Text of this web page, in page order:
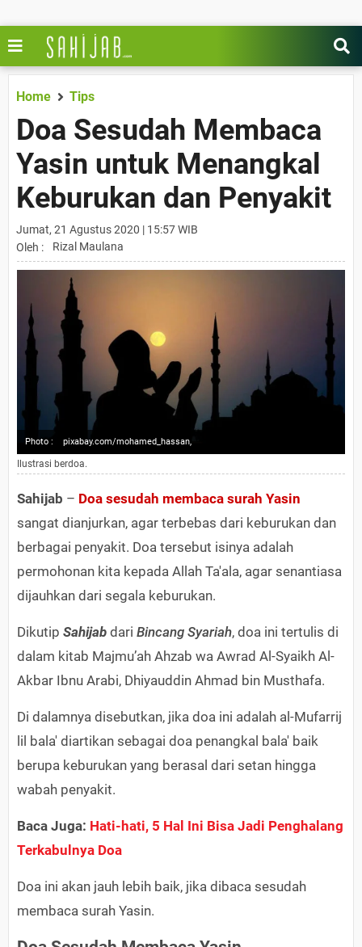
Home Tips
Doa Sesudah Membaca
Yasin untuk Menangkal
Keburukan dan Penyakit
Jumat, 21 Agustus 2020 | 15:57 WIB
Oleh :
Rizal Maulana
Photo : pixabay.com/mohamed_hassan,
Ilustrasi berdoa.
Sahijab – Doa sesudah membaca surah Yasin
sangat dianjurkan, agar terbebas dari keburukan dan
berbagai penyakit. Doa tersebut isinya adalah
permohonan kita kepada Allah Ta'ala, agar senantiasa
dijauhkan dari segala keburukan.
Dikutip Sahijab dari Bincang Syariah, doa ini tertulis di
dalam kitab Majmu’ah Ahzab wa Awrad Al-Syaikh Al-
Akbar Ibnu Arabi, Dhiyauddin Ahmad bin Musthafa.
Di dalamnya disebutkan, jika doa ini adalah al-Mufarrij
lil bala' diartikan sebagai doa penangkal bala' baik
berupa keburukan yang berasal dari setan hingga
wabah penyakit.
Baca Juga: Hati-hati, 5 Hal Ini Bisa Jadi Penghalang
Terkabulnya Doa
Doa ini akan jauh lebih baik, jika dibaca sesudah
membaca surah Yasin.